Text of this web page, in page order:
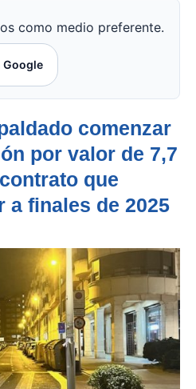
como medio preferente.
Google
comenzar
por valor de 7,7
que
a finales de 2025